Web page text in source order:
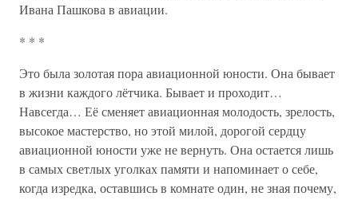
Ивана Пашкова в авиации.
* * *
Это была золотая пора авиационной юности. Она бывает
в жизни каждого лётчика. Бывает и проходит…
Навсегда… Её сменяет авиационная молодость, зрелость,
высокое мастерство, но этой милой, дорогой сердцу
авиационной юности уже не вернуть. Она остается лишь
в самых светлых уголках памяти и напоминает о себе,
когда изредка, оставшись в комнате один, не зная почему,